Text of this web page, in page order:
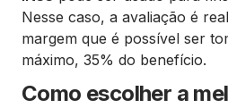
Nesse caso, a avaliação é
margem que é possível ser
máximo, 35% do benefício.
Como escolher a